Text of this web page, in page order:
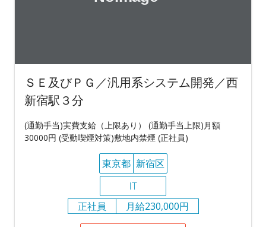
ＳＥ及びＰＧ／汎用系システム開発／西
新宿駅３分
(通勤手当)実費支給（上限あり） (通勤手当上限)月額
30000円 (受動喫煙対策)敷地内禁煙 (正社員)
東京都 新宿区
IT
正社員
月給230,000円